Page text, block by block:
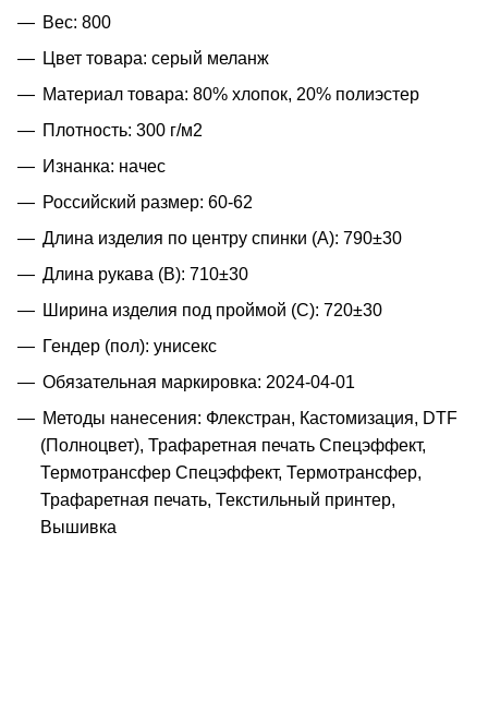
Вес: 800
Цвет товара: серый меланж
Материал товара: 80% хлопок, 20% полиэстер
Плотность: 300 г/м2
Изнанка: начес
Российский размер: 60-62
Длина изделия по центру спинки (A): 790±30
Длина рукава (B): 710±30
Ширина изделия под проймой (С): 720±30
Гендер (пол): унисекс
Обязательная маркировка: 2024-04-01
Методы нанесения: Флекстран, Кастомизация, DTF
(Полноцвет), Трафаретная печать Спецэффект,
Термотрансфер Спецэффект, Термотрансфер,
Трафаретная печать, Текстильный принтер,
Вышивка